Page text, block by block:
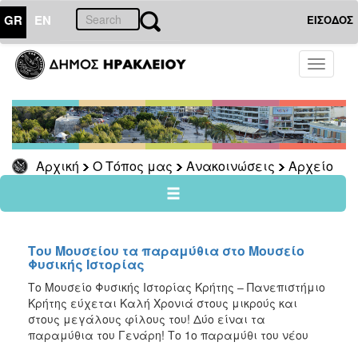
GR EN ΕΙΣΟΔΟΣ
Toggle
Αρχική Ο Τόπος μας Ανακοινώσεις Αρχείο
ΤΟΠΟΣ
ΜΑΣ
Ανακοινώσεις
Αρχείο
2026
2024
2022
2021
2020
2019
Του Μουσείου τα παραμύθια στο Μουσείο
Φυσικής Ιστορίας
Το Μουσείο Φυσικής Ιστορίας Κρήτης – Πανεπιστήμιο
Κρήτης εύχεται Καλή Χρονιά στους μικρούς και
στους μεγάλους φίλους του! Δύο είναι τα
παραμύθια του Γενάρη! Το 1ο παραμύθι του νέου